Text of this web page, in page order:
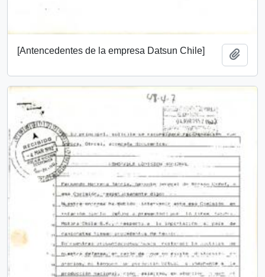
[Antencedentes de la empresa Datsun Chile]